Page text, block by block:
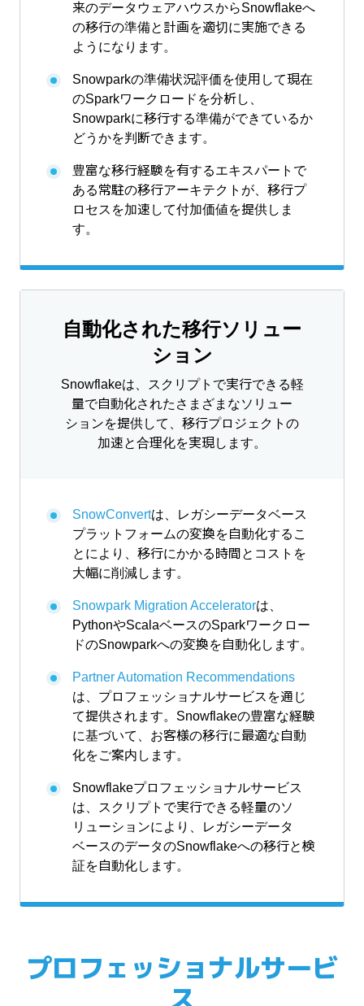
来のデータウェアハウスからSnowflakeへ
の移行の準備と計画を適切に実施できる
ようになります。
Snowparkの準備状況評価を使用して現在
のSparkワークロードを分析し、
Snowparkに移行する準備ができているか
どうかを判断できます。
豊富な移行経験を有するエキスパートで
ある常駐の移行アーキテクトが、移行プ
ロセスを加速して付加価値を提供しま
す。
自動化された移行ソリュー
ション
Snowflakeは、スクリプトで実行できる軽
量で自動化されたさまざまなソリュー
ションを提供して、移行プロジェクトの
加速と合理化を実現します。
SnowConvertは、レガシーデータベース
プラットフォームの変換を自動化するこ
とにより、移行にかかる時間とコストを
大幅に削減します。
Snowpark Migration Acceleratorは、
PythonやScalaベースのSparkワークロー
ドのSnowparkへの変換を自動化します。
Partner Automation Recommendations
は、プロフェッショナルサービスを通じ
て提供されます。Snowflakeの豊富な経験
に基づいて、お客様の移行に最適な自動
化をご案内します。
Snowflakeプロフェッショナルサービス
は、スクリプトで実行できる軽量のソ
リューションにより、レガシーデータ
ベースのデータのSnowflakeへの移行と検
証を自動化します。
プロフェッショナルサービ
ス